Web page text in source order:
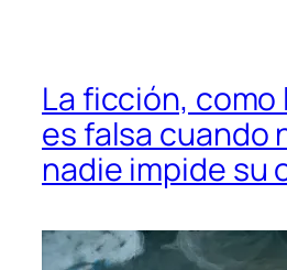
La ficción, como
es falsa cuando
nadie impide su